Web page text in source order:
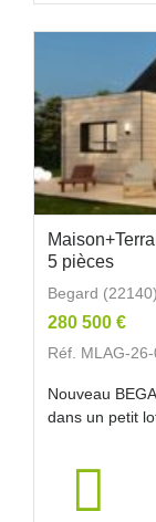
5 pièces
Begard (22140)
280 500 €
Réf. MLAG-
Nouveau
dans un petit